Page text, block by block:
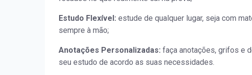
Estudo Flexível: estude de qualquer lugar, seja com
sempre à mão;
Anotações Personalizadas: faça anotações, grifos e
seu estudo de acordo as suas necessidades.